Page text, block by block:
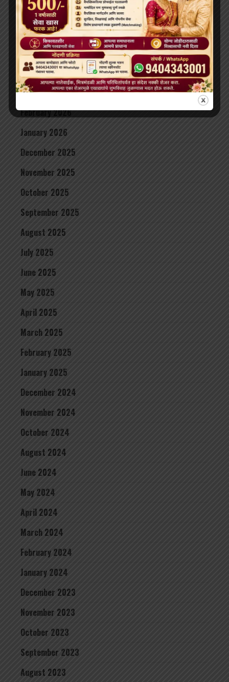
ARCHIVES
July 2026
June 2026
May 2026
April 2026
February 2026
January 2026
December 2025
November 2025
October 2025
September 2025
August 2025
July 2025
June 2025
May 2025
April 2025
March 2025
February 2025
January 2025
December 2024
November 2024
October 2024
August 2024
June 2024
May 2024
April 2024
March 2024
February 2024
January 2024
December 2023
November 2023
October 2023
September 2023
August 2023